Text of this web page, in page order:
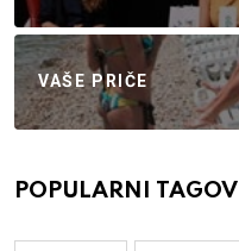
VAŠE PRIČE
POPULARNI TAGOVI